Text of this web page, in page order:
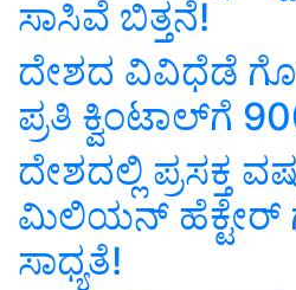
ಸಾಸಿವೆ ಬಿತ್ತನೆ!
ದೇಶದ ವಿವಿಧೆಡೆ
ಪ್ರತಿ ಕ್ವಿಂಟಾಲ್‌ಗೆ
ದೇಶದಲ್ಲಿ ಪ್ರಸಕ್ತ
ಮಿಲಿಯನ್‌ ಹೆಕ್ಟೇರ್‌
ಸಾಧ್ಯತೆ!